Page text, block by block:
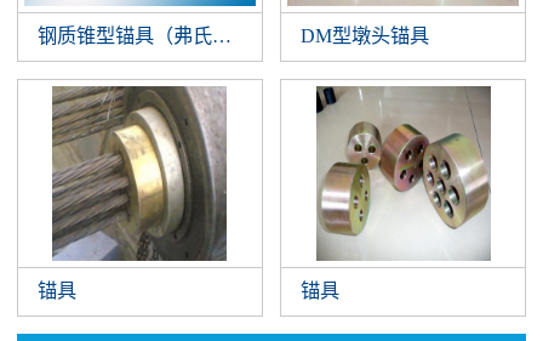
钢质锥型锚具（弗氏锚） DM型墩头锚具
锚具 锚具